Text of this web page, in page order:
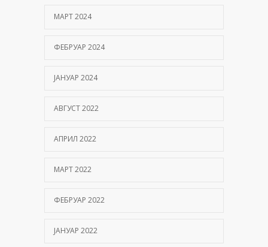
МАРТ 2024
ФЕБРУАР 2024
ЈАНУАР 2024
АВГУСТ 2022
АПРИЛ 2022
МАРТ 2022
ФЕБРУАР 2022
ЈАНУАР 2022